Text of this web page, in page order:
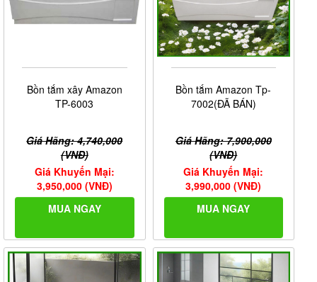
Bồn tắm xây Amazon
TP-6003
Giá Hãng: 4,740,000
(VNĐ)
Giá Khuyến Mại:
3,950,000 (VNĐ)
MUA NGAY
Bồn tắm Amazon Tp-
7002(ĐÃ BÁN)
Giá Hãng: 7,900,000
(VNĐ)
Giá Khuyến Mại:
3,990,000 (VNĐ)
MUA NGAY